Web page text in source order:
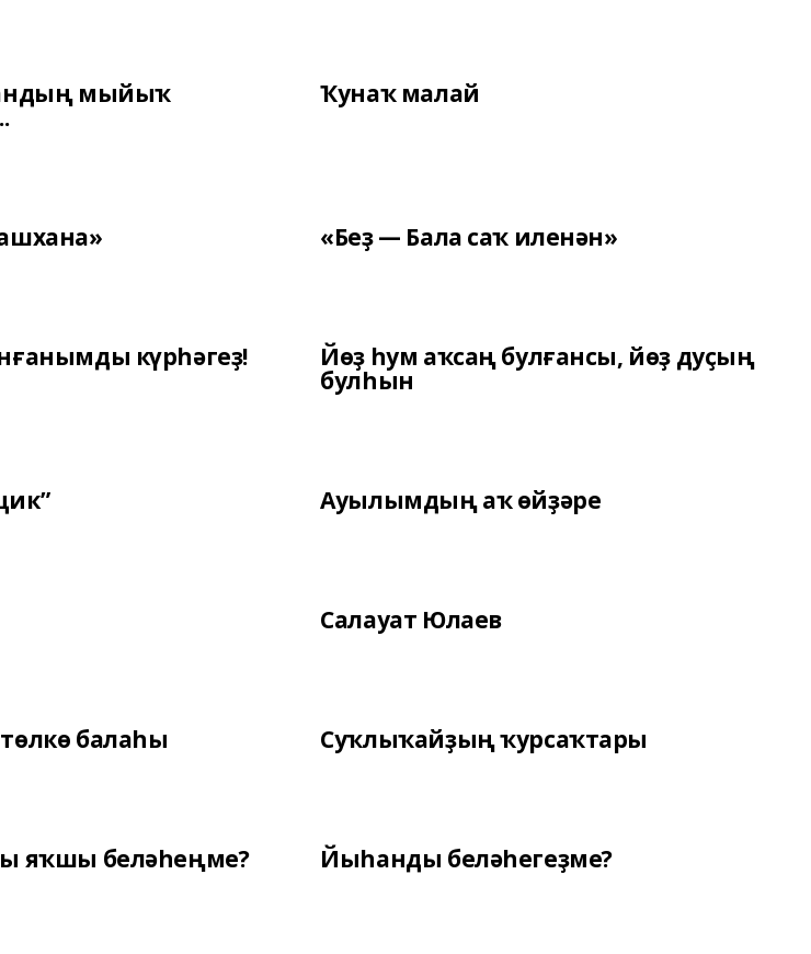
мыйыҡ Ҡунаҡ малай
«Беҙ — Бала саҡ иленән»
күрһәгеҙ! Йөҙ һум аҡсаң булғансы, йөҙ дуҫың
булһын
Ауылымдың аҡ өйҙәре
Салауат Юлаев
балаһы Суҡлыҡайҙың ҡурсаҡтары
яҡшы беләһеңме? Йыһанды беләһегеҙме?